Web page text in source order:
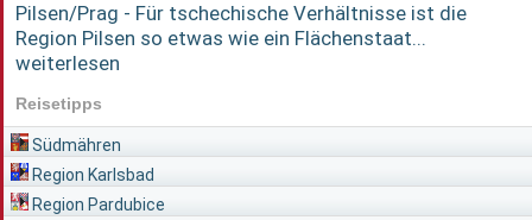
Pilsen/Prag - Für tschechische Verhältnisse ist die
Region Pilsen so etwas wie ein Flächenstaat...
weiterlesen
Reisetipps
Südmähren
Region Karlsbad
Region Pardubice